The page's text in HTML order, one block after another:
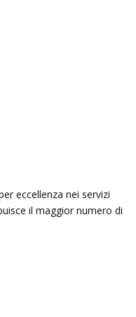
eccellenza nei servizi
il maggior numero di
Importiamo e